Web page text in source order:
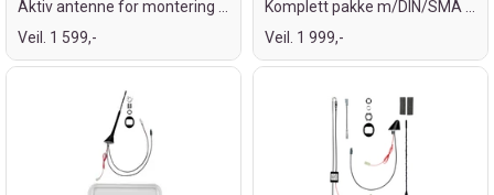
Aktiv antenne for montering på tak
Veil. 1 599,-
Komplett pakke m/DIN/SMA kontakter
Veil. 1 999,-